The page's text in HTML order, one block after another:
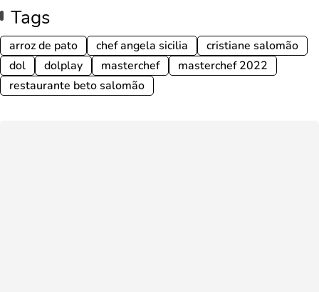
Tags
arroz de pato chef angela sicilia
cristiane salomão
dol
dolplay masterchef
masterchef 2022
restaurante beto salomão